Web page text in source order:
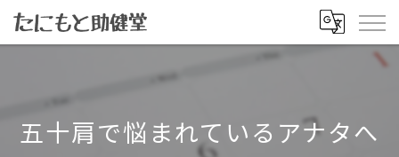
五十肩で悩まれているアナタへ